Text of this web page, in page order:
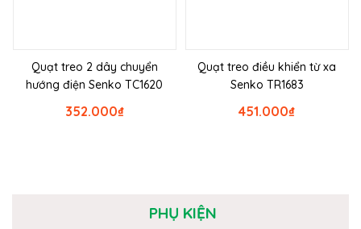
Quạt treo 2 dây chuyển
hướng điện Senko TC1620
₫
352.000
Quạt treo điều khiển từ xa
Senko TR1683
₫
451.000
PHỤ KIỆN